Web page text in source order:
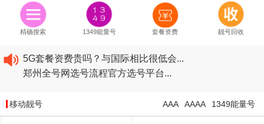
精确搜索 1349能量号 套餐资费 靓号回收
2020​移动最新套餐资费...
2020​联通最新套餐资费...
5G套餐资费贵吗？与国际相比很低会...
郑州全号网选号流程官方选号平台...
2020​联通最新套餐资费...
2020​电信最新套餐资费...
移动靓号 1349能量号
AAAA
AAA